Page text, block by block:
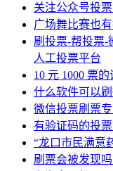
关注公众号投
广场舞比赛也
刷投票-帮投票-
人工投票平台
10 元 1000 票
什么软件可以
微信投票刷票
有验证码的投
“龙口市民满意
刷票会被发现